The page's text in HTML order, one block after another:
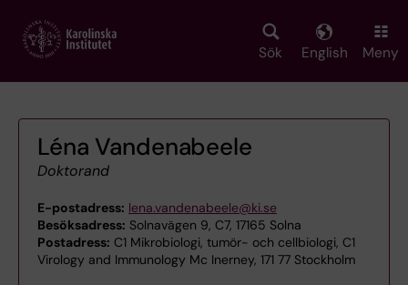
main
Sök English Meny
Léna Vandenabeele
Doktorand
E-postadress: lena.vandenabeele@ki.se
Besöksadress: Solnavägen 9, C7, 17165 Solna
Postadress: C1 Mikrobiologi, tumör- och cellbiologi, C1
Virology and Immunology Mc Inerney, 171 77 Stockholm